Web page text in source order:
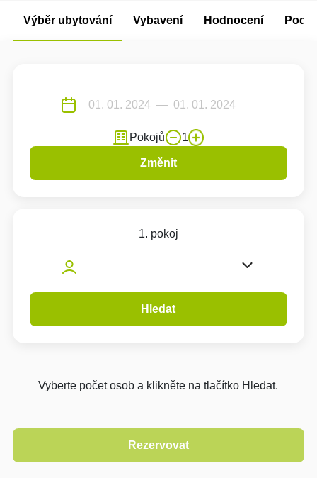
Výběr ubytování Vybavení Hodnocení
Pokojů 1
Změnit
1. pokoj
Hledat
Vyberte počet osob a klikněte na tlačítko Hledat.